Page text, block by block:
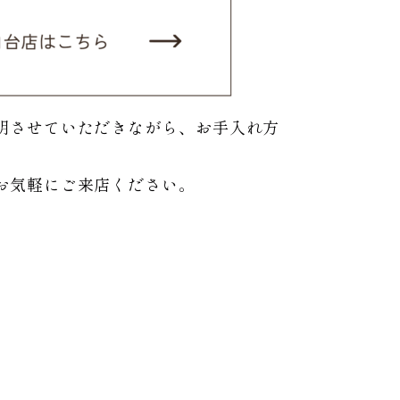
せていただきながら、お手入れ方
軽にご来店ください。